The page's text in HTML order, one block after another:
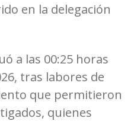
en la delegación
a las 00:25 horas
tras labores de
que permitieron
quienes